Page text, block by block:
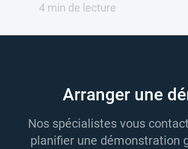
4 min de lecture
Arranger une
Nos spécialistes vous
planifier une démonstration